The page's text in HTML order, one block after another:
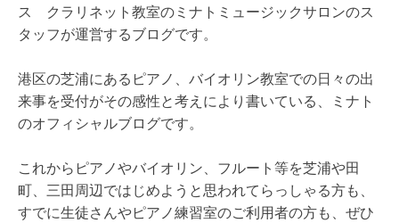
ス クラリネット教室のミナトミュージックサロンのス
タッフが運営するブログです。
港区の芝浦にあるピアノ、バイオリン教室での日々の出
来事を受付がその感性と考えにより書いている、ミナト
のオフィシャルブログです。
これからピアノやバイオリン、フルート等を芝浦や田
町、三田周辺ではじめようと思われてらっしゃる方も、
すでに生徒さんやピアノ練習室のご利用者の方も、ぜひ